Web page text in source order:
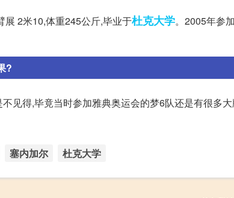
展 2米10,体重245公斤,毕业于杜克大学。2005年参
?
见得,毕竟当时参加雅典奥运会的梦6队还是有很多
塞内加尔 杜克大学